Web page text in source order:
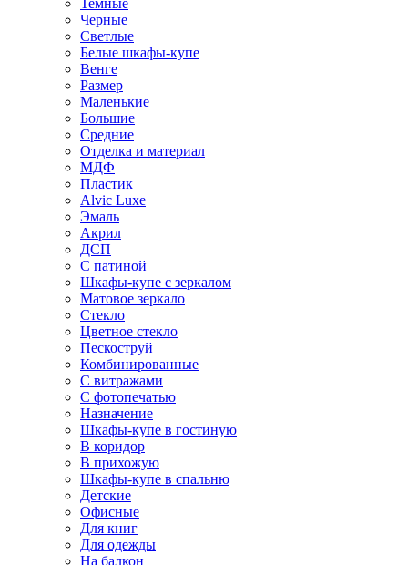
Темные
Черные
Светлые
Белые шкафы-купе
Венге
Размер
Маленькие
Большие
Средние
Отделка и материал
МДФ
Пластик
Alvic Luxe
Эмаль
Акрил
ДСП
С патиной
Шкафы-купе с зеркалом
Матовое зеркало
Стекло
Цветное стекло
Пескоструй
Комбинированные
С витражами
С фотопечатью
Назначение
Шкафы-купе в гостиную
В коридор
В прихожую
Шкафы-купе в спальню
Детские
Офисные
Для книг
Для одежды
На балкон